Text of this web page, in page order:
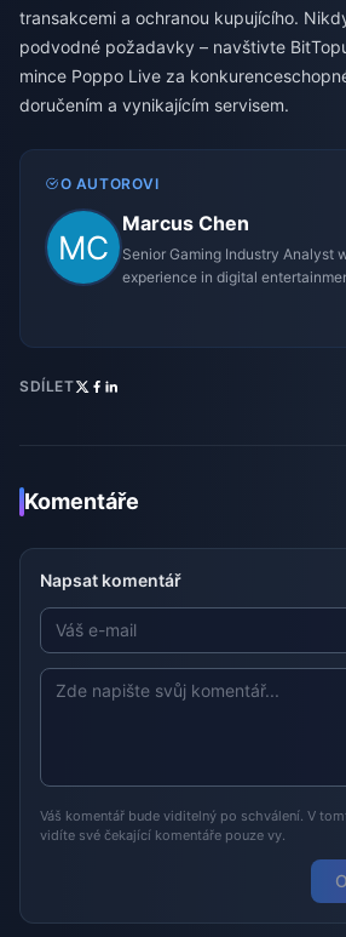
transakcemi a ochranou kupujícího.
podvodné požadavky – navštivte
mince Poppo Live za
doručením a vynikajícím servisem.
O AUTOROVI
Marcus Chen
Senior Gaming Industry Analyst
experience in digital
SDÍLET
Komentáře
Napsat komentář
Váš komentář bude viditelný po schválení. V
vidíte své čekající komentáře pouze vy.